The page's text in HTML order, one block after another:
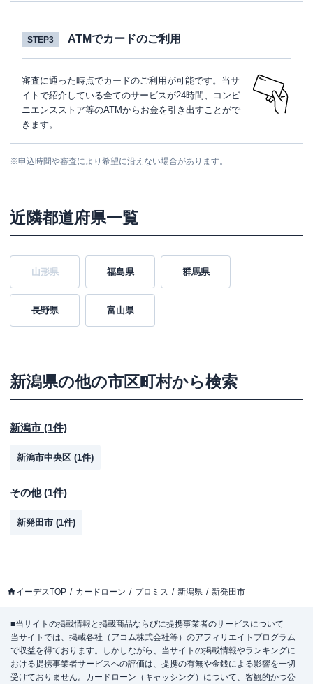
STEP3 ATMでカードのご利用
審査に通った時点でカードのご利用が可能です。当サ
イトで紹介している全てのサービスが24時間、コンビ
ニエンスストア等のATMからお金を引き出すことがで
きます。
※申込時間や審査により希望に沿えない場合があります。
近隣都道府県一覧
山形県 福島県 群馬県
長野県 富山県
新潟県の他の市区町村から検索
新潟市 (1件)
新潟市中央区 (1件)
その他(1件)
新発田市 (1件)
イーデスTOP カードローン プロミス 新潟県 新発田市
■当サイトの掲載情報と掲載商品ならびに提携事業者のサービスについて
当サイトでは、掲載各社（アコム株式会社等）のアフィリエイトプログラム
で収益を得ております。しかしながら、当サイトの掲載情報やランキングに
おける提携事業者サービスへの評価は、提携の有無や金銭による影響を一切
受けておりません。カードローン（キャッシング）について、客観的かつ公